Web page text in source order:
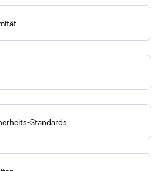
Standards